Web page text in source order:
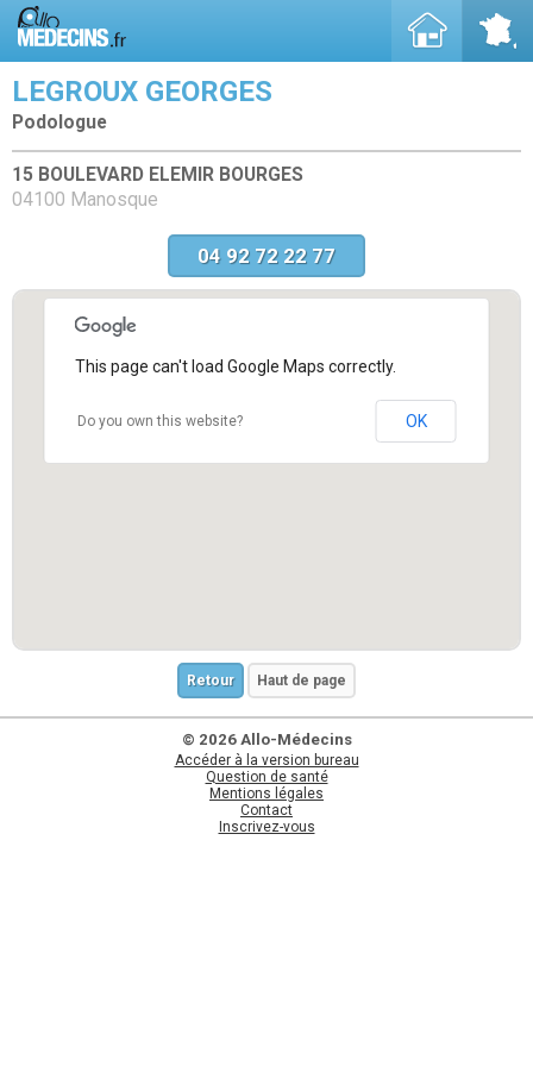
LEGROUX GEORGES
Podologue
15 BOULEVARD ELEMIR BOURGES
04100 Manosque
04 92 72 22 77
This page can't load Google Maps correctly.
Do you own this website? OK
Retour Haut de page
© 2026 Allo-Médecins
Accéder à la version bureau
Question de santé
Mentions légales
Contact
Inscrivez-vous